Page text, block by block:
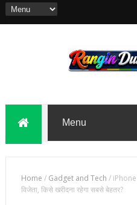
Home / Gadget and Tech /
विजेता, किसे खरीदना रहेगा सबसे बेहतर?